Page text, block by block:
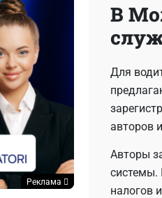
Реклама
В
Для
авторов
Авторы
системы.
налогов